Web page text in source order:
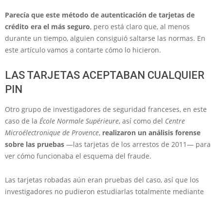
Parecía que este método de autenticación de tarjetas de
crédito era el más seguro, pero está claro que, al menos
durante un tiempo, alguien consiguió saltarse las normas. En
este artículo vamos a contarte cómo lo hicieron.
LAS TARJETAS ACEPTABAN CUALQUIER
PIN
Otro grupo de investigadores de seguridad franceses, en este
caso de la École Normale Supérieure, así como del Centre
Microélectronique de Provence, realizaron un análisis forense
sobre las pruebas —las tarjetas de los arrestos de 2011— para
ver cómo funcionaba el esquema del fraude.
Las tarjetas robadas aún eran pruebas del caso, así que los
investigadores no pudieron estudiarlas totalmente mediante